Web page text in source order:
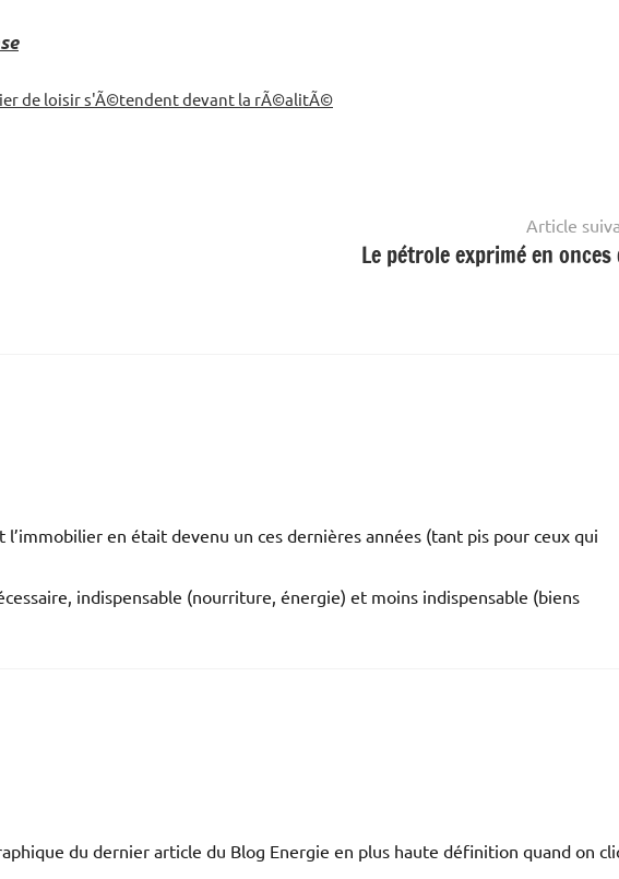
de loisir s'Ã©tendent devant la rÃ©alitÃ©
Article
Le pétrole exprimé en onces
en était devenu un ces dernières années (tant pis pour ceux qui
indispensable (nourriture, énergie) et moins indispensable (biens
du dernier article du Blog Energie en plus haute définition quand on